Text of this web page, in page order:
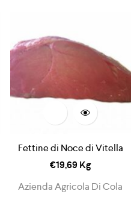
Fettine di Noce di Vitella
€19,69 Kg
Azienda Agricola Di Cola